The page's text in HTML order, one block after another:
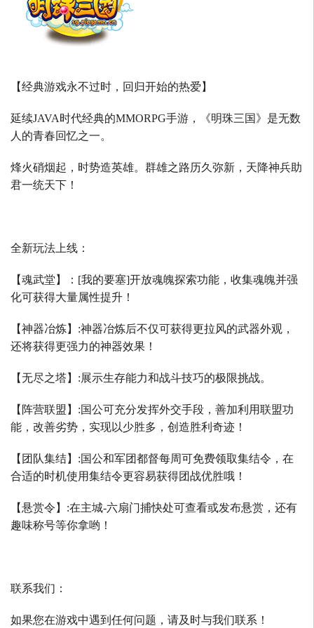
【经典游戏永不过时，回归开始的热爱】
延续JAVA时代经典的MMORPG手游，《明珠三国》是无数
人的青春回忆之一。
烽火硝烟起，时势造英雄。群雄之路历久弥新，天降神兵助
君一统天下！
全新玩法上线：
【魂武堂】： [我的要塞]开放魂魄探索功能，收集魂魄并强
化可获得大量属性提升！
【神器冶炼】 :神器冶炼后不仅可获得更拉风的武器外观，
还将获得更强力的神器效果！
【无尽之塔】 :展示生存能力和战斗技巧的极限挑战。
【阵营联盟】 :国公可充分发挥外交手段，善加利用联盟功
能，改善劣势，实现以少胜多，创造胜利奇迹！
【团队集结】 :国公和军团都督每周可免费领取集结令，在
合适的时机使用集结令更容易获得团战优胜哦！
【悬赏令】 :在主城-六扇门捕快处可查看或发布悬赏，还有
趣味称号等你拿哟！
联系我们：
如果您在游戏中遇到任何问题，请及时与我们联系！